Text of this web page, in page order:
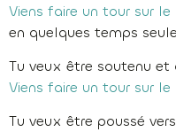
Viens faire un tour sur
en quelques temps
Tu veux être soutenu et
Viens faire un tour sur
Tu veux être poussé